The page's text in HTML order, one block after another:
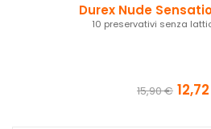
Durex Nude
10 preservativi senza
15,90 €